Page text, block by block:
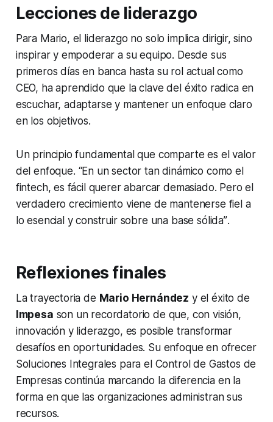
Lecciones de liderazgo
Para Mario, el liderazgo no solo implica dirigir, sino
inspirar y empoderar a su equipo. Desde sus
primeros días en banca hasta su rol actual como
CEO, ha aprendido que la clave del éxito radica en
escuchar, adaptarse y mantener un enfoque claro
en los objetivos.
Un principio fundamental que comparte es el valor
del enfoque. “En un sector tan dinámico como el
fintech, es fácil querer abarcar demasiado. Pero el
verdadero crecimiento viene de mantenerse fiel a
lo esencial y construir sobre una base sólida”.
Reflexiones finales
La trayectoria de Mario Hernández y el éxito de
Impesa son un recordatorio de que, con visión,
innovación y liderazgo, es posible transformar
desafíos en oportunidades. Su enfoque en ofrecer
Soluciones Integrales para el Control de Gastos de
Empresas continúa marcando la diferencia en la
forma en que las organizaciones administran sus
recursos.